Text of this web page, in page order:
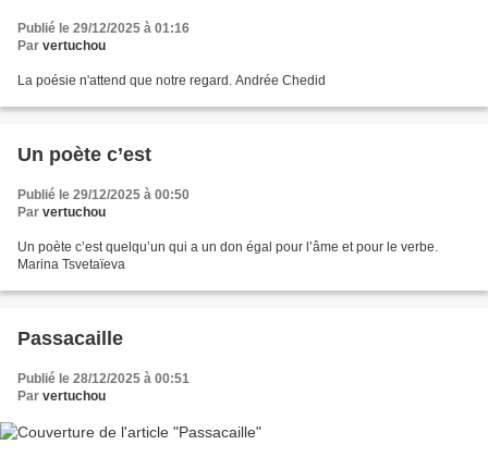
Publié le 29/12/2025 à 01:16
Par vertuchou
La poésie n'attend que notre regard. Andrée Chedid
Un poète c’est
Publié le 29/12/2025 à 00:50
Par vertuchou
Un poète c’est quelqu’un qui a un don égal pour l’âme et pour le verbe.
Marina Tsvetaïeva
Passacaille
Publié le 28/12/2025 à 00:51
Par vertuchou